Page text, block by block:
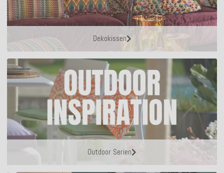
Dekokissen
Outdoor Serien